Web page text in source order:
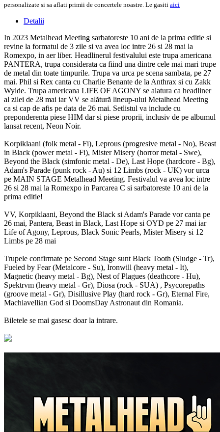
personalizate si sa aflati primii de concertele noastre. Le gasiti aici
Detalii
In 2023 Metalhead Meeting sarbatoreste 10 ani de la prima editie si
revine la formatul de 3 zile si va avea loc intre 26 si 28 mai la
Romexpo, in aer liber. Headlinerul festivalului este trupa americana
PANTERA, trupa considerata ca fiind una dintre cele mai mari trupe
de metal din toate timpurile. Trupa va urca pe scena sambata, pe 27
mai. Phil si Rex canta cu Charlie Benante de la Anthrax si cu Zakk
Wylde. Trupa americana LIFE OF AGONY se alatura ca headliner
al zilei de 28 mai iar VV se alătură lineup-ului Metalhead Meeting
ca si cap de afis pe data de 26 mai. Setlistul va include cu
preponderenta piese HIM dar si piese proprii, inclusiv de pe albumul
lansat recent, Neon Noir.
Korpiklaani (folk metal - Fi), Leprous (progresive metal - No), Beast
in Black (power metal - Fi), Mister Misery (horror metal - Swe),
Beyond the Black (simfonic metal - De), Last Hope (hardcore - Bg),
Adam's Parade (punk rock - Au) si 12 Limbs (rock - UK) vor urca
pe MAIN STAGE Metalhead Meeting. Festivalul va avea loc intre
26 si 28 mai la Romexpo in Parcarea C si sarbatoreste 10 ani de la
prima editie!
VV, Korpiklaani, Beyond the Black si Adam's Parade vor canta pe
26 mai, Pantera, Beast in Black, Last Hope si OYD pe 27 mai iar
Life of Agony, Leprous, Black Sonic Pearls, Mister Misery si 12
Limbs pe 28 mai
Trupele confirmate pe Second Stage sunt Black Tooth (Sludge - Tr),
Fueled by Fear (Metalcore - Su), Ironwill (heavy metal - It),
Magnetic (heavy metal - Bg), Nest of Plagues (deathcore - Hu),
Spektrvm (heavy metal - Gr), Diosa (rock - SUA) , Psycorepaths
(groove metal - Gr), Disillusive Play (hard rock - Gr), Eternal Fire,
Machiavellian God si DoomsDay Astronaut din Romania.
Biletele se mai gasesc doar la intrare.